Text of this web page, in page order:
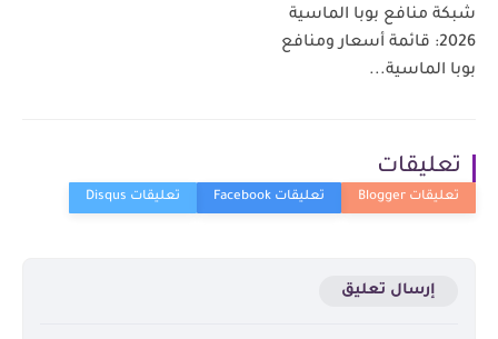
شبكة منافع بوبا الماسية
2026: قائمة أسعار ومنافع
بوبا الماسية...
تعليقات
إرسال تعليق